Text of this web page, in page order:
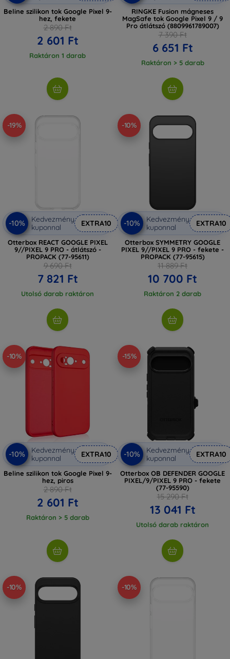
Beline szilikon tok Google Pixel 9-
hez, fekete
2 890 Ft
2 601 Ft
Raktáron 1 darab
RINGKE Fusion mágneses
MagSafe tok Google Pixel 9 / 9
Pro átlátszó (8809961789007)
7 390 Ft
6 651 Ft
Raktáron > 5 darab
-19%
-10%
Kedvezmény
kuponnal
EXTRA10
Otterbox REACT GOOGLE PIXEL
9//PIXEL 9 PRO - átlátszó -
PROPACK (77-95611)
9 690 Ft
7 821 Ft
Utolsó darab raktáron
-10%
-10%
Kedvezmény
kuponnal
EXTRA10
Otterbox SYMMETRY GOOGLE
PIXEL 9//PIXEL 9 PRO - fekete -
PROPACK (77-95615)
11 889 Ft
10 700 Ft
Raktáron 2 darab
-10%
-10%
Kedvezmény
kuponnal
EXTRA10
Beline szilikon tok Google Pixel 9-
hez, piros
2 890 Ft
2 601 Ft
Raktáron > 5 darab
-15%
-10%
Kedvezmény
kuponnal
EXTRA10
Otterbox OB DEFENDER GOOGLE
PIXEL/9/PIXEL 9 PRO - fekete
(77-95590)
15 290 Ft
13 041 Ft
Utolsó darab raktáron
-10% -10%